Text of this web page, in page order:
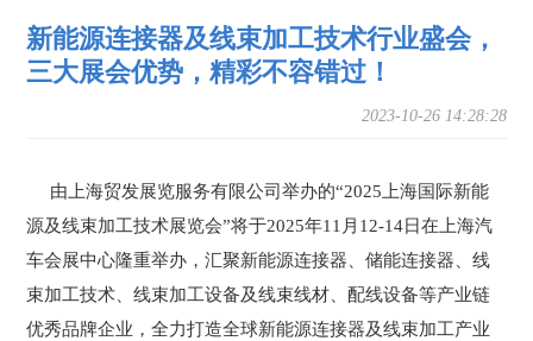
新能源连接器及线束加工技术行业盛会，
三大展会优势，精彩不容错过！
2023-10-26 14:28:28
由上海贸发展览服务有限公司举办的“2025上海国际新能
源及线束加工技术展览会”将于2025年11月12-14日在上海汽
车会展中心隆重举办，汇聚新能源连接器、储能连接器、线
束加工技术、线束加工设备及线束线材、配线设备等产业链
优秀品牌企业，全力打造全球新能源连接器及线束加工产业